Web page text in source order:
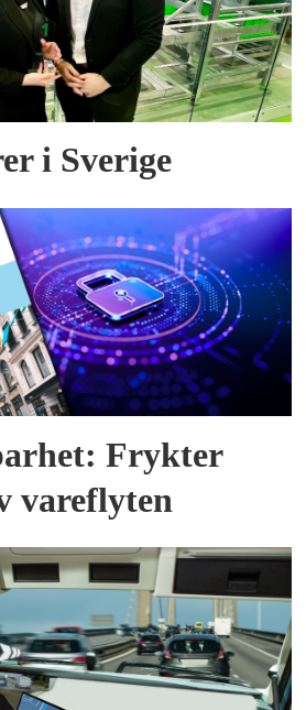
i Sverige
Frykter
vareflyten